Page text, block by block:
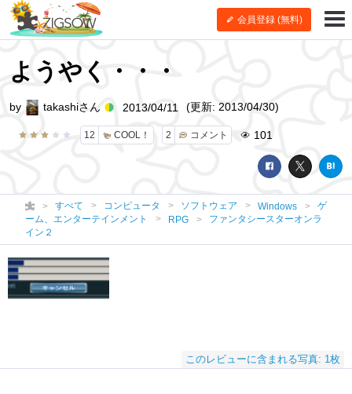
会員登録 (無料)
ようやく・・・
12 COOL！ 2 コメント 101
by takashiさん 2013/04/11 (更新: 2013/04/30)
すべて コンピュータ ソフトウェア Windows
ゲ
ーム、エンターテインメント
RPG
ファンタシースターオンラ
イン２
このレビューに含まれる写真: 1枚